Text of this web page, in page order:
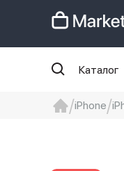
Каталог
iPhone